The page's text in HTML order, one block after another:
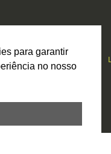
para garantir
no nosso